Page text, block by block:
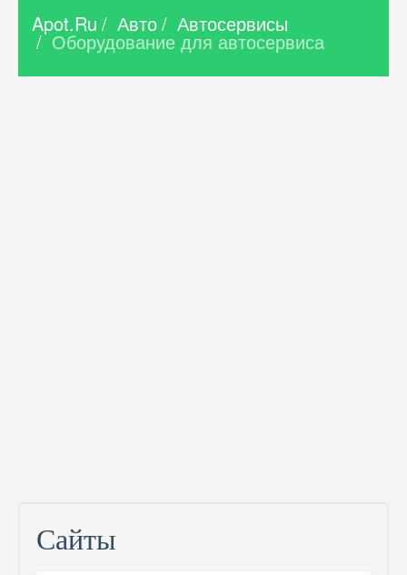
Apot.Ru / Авто/ Автосервисы
/ Оборудование для автосервиса
Сайты